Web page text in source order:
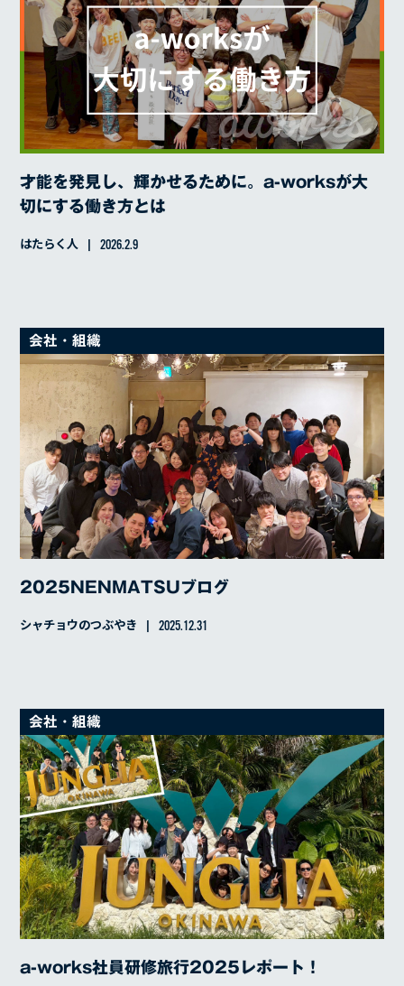
才能を発見し、輝かせるために。a-worksが大
切にする働き方とは
はたらく人 2026.2.9
会社・組織
2025NENMATSUブログ
シャチョウのつぶやき 2025.12.31
会社・組織
a-works社員研修旅行2025レポート！
SERVICE
REASON
代表メッセージ
経営理念
経営方針
沿革
会社概要
BLOG